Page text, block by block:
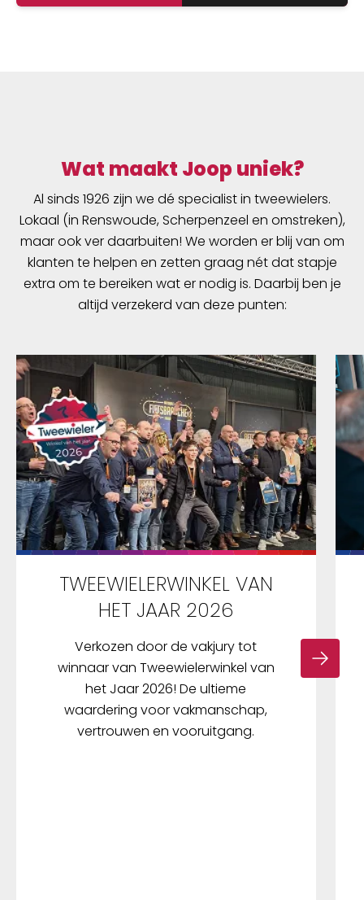
Wat maakt Joop uniek?
Al sinds 1926 zijn we dé specialist in tweewielers.
Lokaal (in Renswoude, Scherpenzeel en omstreken),
maar ook ver daarbuiten! We worden er blij van om
klanten te helpen en zetten graag nét dat stapje
extra om te bereiken wat er nodig is. Daarbij ben je
altijd verzekerd van deze punten:
TWEEWIELERWINKEL VAN
HET JAAR 2026
Verkozen door de vakjury tot
winnaar van Tweewielerwinkel van
het Jaar 2026! De ultieme
waardering voor vakmanschap,
vertrouwen en vooruitgang.